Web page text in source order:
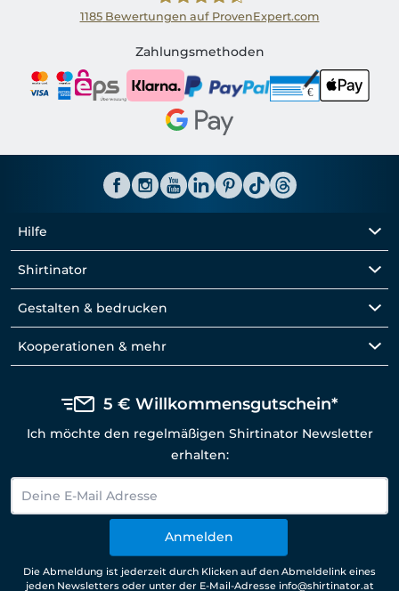
Shirtinator AT
1185Bewertungen auf ProvenExpert.com
Zahlungsmethoden
Hilfe
Shirtinator
Gestalten & bedrucken
Kooperationen & mehr
5 € Willkommensgutschein*
Ich möchte den regelmäßigen Shirtinator Newsletter
erhalten:
Anmelden
Die Abmeldung ist jederzeit durch Klicken auf den Abmeldelink eines
jeden Newsletters oder unter der E-Mail-Adresse info@shirtinator.at